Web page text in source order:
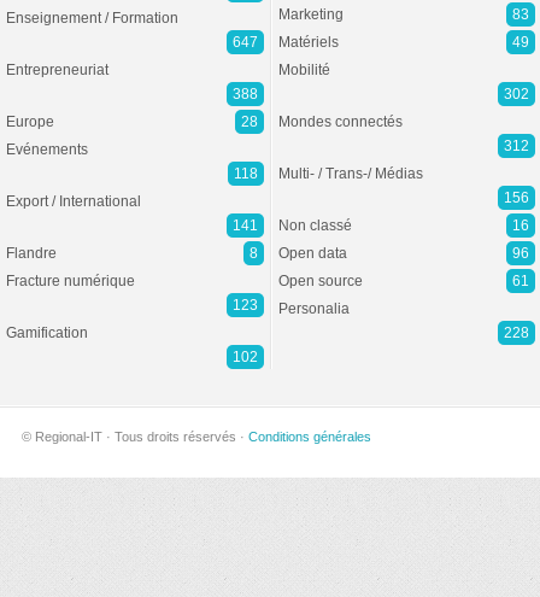
Enseignement / Formation
647
Entrepreneuriat
388
Europe
28
Evénements
118
Export / International
141
Flandre
8
Fracture numérique
123
Gamification
102
Marketing
83
Matériels
49
Mobilité
302
Mondes connectés
312
Multi- / Trans-/ Médias
156
Non classé
16
Open data
96
Open source
61
Personalia
228
© Regional-IT · Tous droits réservés · Conditions générales